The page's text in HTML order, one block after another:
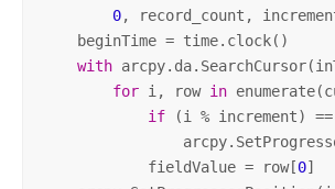
0, record_count,
    beginTime = time.clock()
with
for i, row in
if (i % increment) ==
            fieldValue = row[
0]